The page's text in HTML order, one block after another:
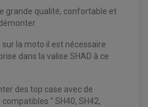
grande qualité, confortable et
la moto il est nécessaire
dans la valise SHAD à ce
des top case avec de
" SH40, SH42,